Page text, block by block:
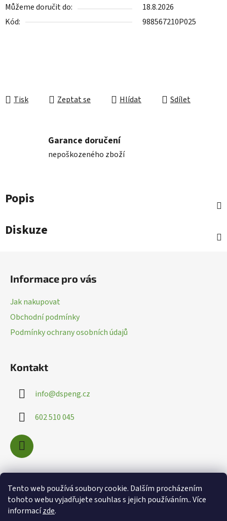
Tento web používá soubory cookie. Dalším procházením
tohoto webu vyjadřujete souhlas s jejich používáním.. Více
informacízde.
Můžeme doručit do:
18.8.2026
Kód:
988567210P025
Tisk Zeptat se Hlídat Sdílet
Garance doručení
nepoškozeného zboží
Popis
Diskuze
Informace pro vás
Jak nakupovat
Obchodní podmínky
Podmínky ochrany osobních údajů
Kontakt
info@dspeng.cz
602 510 045
Nákupní košík